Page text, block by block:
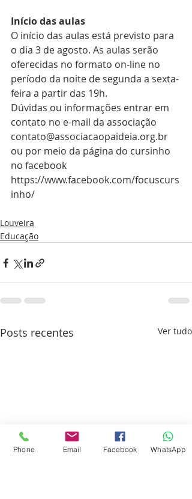
Início das aulas
O início das aulas está previsto para
o dia 3 de agosto. As aulas serão
oferecidas no formato on-line no
período da noite de segunda a sexta-
feira a partir das 19h.
Dúvidas ou informações entrar em
contato no e-mail da associação
contato@associacaopaideia.org.br
ou por meio da página do cursinho
no facebook
https://www.facebook.com/focuscurs
inho/
Louveira
Educação
Posts recentes Ver tudo
Phone Email Facebook WhatsApp